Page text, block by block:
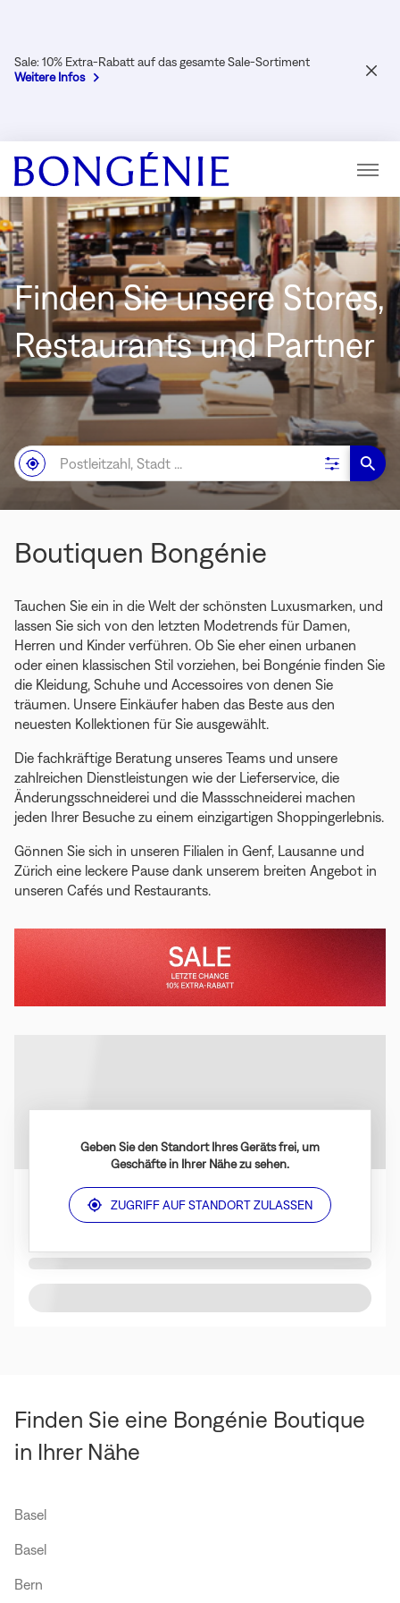
Sale: 10% Extra-Rabatt auf das gesamte Sale-Sortiment
Weitere Infos
Menü
Finden Sie unsere Stores,
Restaurants und Partner
IN
MEINER
,
EINEN
BONGÉNIE-
STORE
Postleitzahl,
Stadt
EIN
Boutiquen Bongénie
Tauchen Sie ein in die Welt der schönsten Luxusmarken, und
lassen Sie sich von den letzten Modetrends für Damen,
Herren und Kinder verführen. Ob Sie eher einen urbanen
oder einen klassischen Stil vorziehen, bei Bongénie finden Sie
die Kleidung, Schuhe und Accessoires von denen Sie
träumen. Unsere Einkäufer haben das Beste aus den
neuesten Kollektionen für Sie ausgewählt.
Die fachkräftige Beratung unseres Teams und unsere
zahlreichen Dienstleistungen wie der Lieferservice, die
Änderungsschneiderei und die Massschneiderei machen
jeden Ihrer Besuche zu einem einzigartigen Shoppingerlebnis.
Gönnen Sie sich in unseren Filialen in Genf, Lausanne und
Zürich eine leckere Pause dank unserem breiten Angebot in
unseren Cafés und Restaurants.
Geben Sie den Standort Ihres Geräts frei, um
Geschäfte in Ihrer Nähe zu sehen.
ZUGRIFF AUF STANDORT ZULASSEN
Finden Sie eine Bongénie Boutique
in Ihrer Nähe
Basel
Basel
Bern